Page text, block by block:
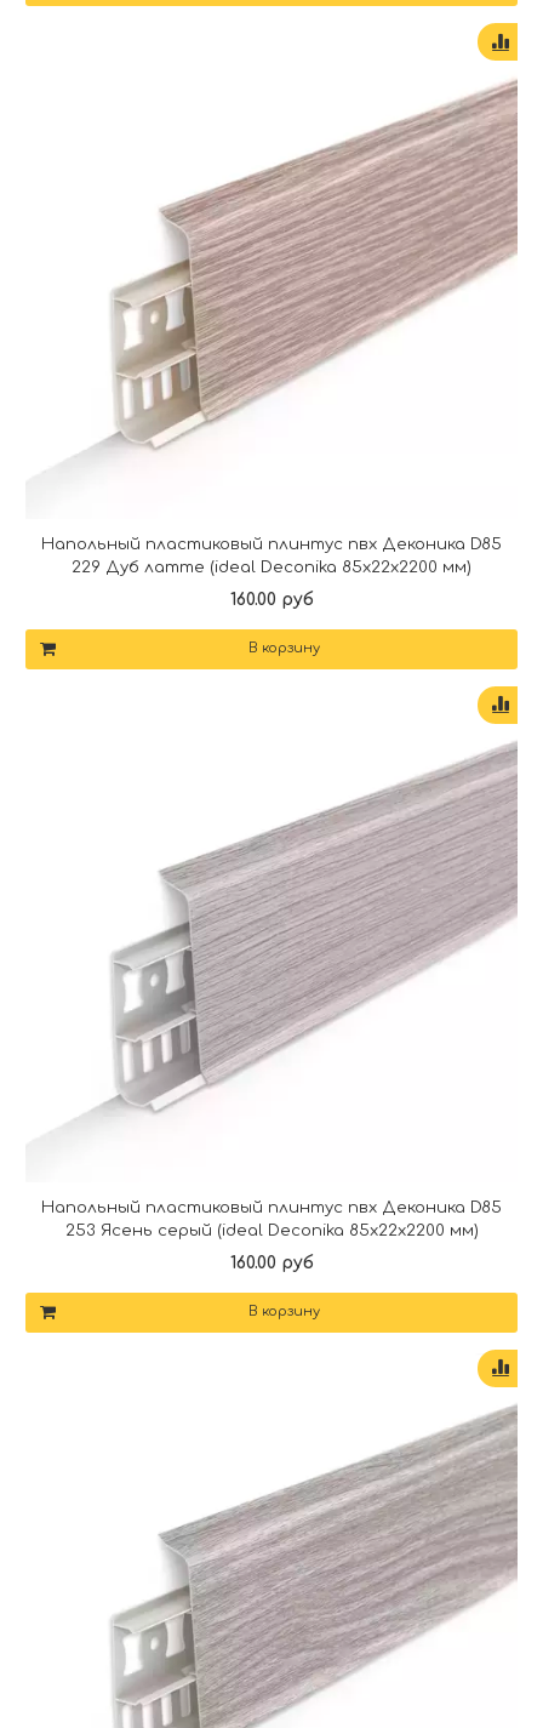
Напольный пластиковый плинтус пвх Деконика D85
229 Дуб латте (ideal Deconika 85х22х2200 мм)
160.00 руб
В корзину
Напольный пластиковый плинтус пвх Деконика D85
253 Ясень серый (ideal Deconika 85х22х2200 мм)
160.00 руб
В корзину